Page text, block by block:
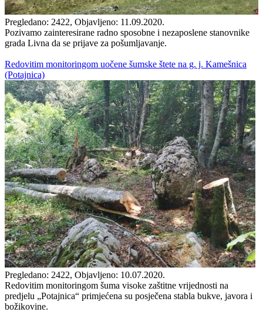
Pregledano: 2422, Objavljeno: 11.09.2020.
Pozivamo zainteresirane radno sposobne i nezaposlene stanovnike
grada Livna da se prijave za pošumljavanje.
Redovitim monitoringom uočene šumske štete na g. j. Kamešnica
(Potajnica)
Pregledano: 2422, Objavljeno: 10.07.2020.
Redovitim monitoringom šuma visoke zaštitne vrijednosti na
predjelu „Potajnica“ primjećena su posječena stabla bukve, javora i
božikovine.